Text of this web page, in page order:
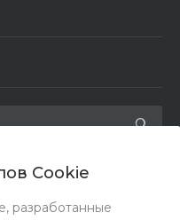
Cookie
разработанные